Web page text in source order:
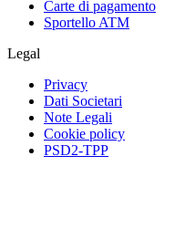
Carte di pagamento
Sportello ATM
Legal
Privacy
Dati Societari
Note Legali
Cookie policy
PSD2-TPP